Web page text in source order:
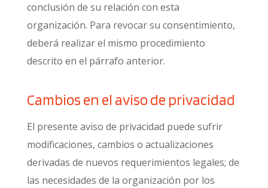
conclusión de su relación con esta
organización. Para revocar su consentimiento,
deberá realizar el mismo procedimiento
descrito en el párrafo anterior.
Cambios en el aviso de privacidad
El presente aviso de privacidad puede sufrir
modificaciones, cambios o actualizaciones
derivadas de nuevos requerimientos legales; de
las necesidades de la organización por los